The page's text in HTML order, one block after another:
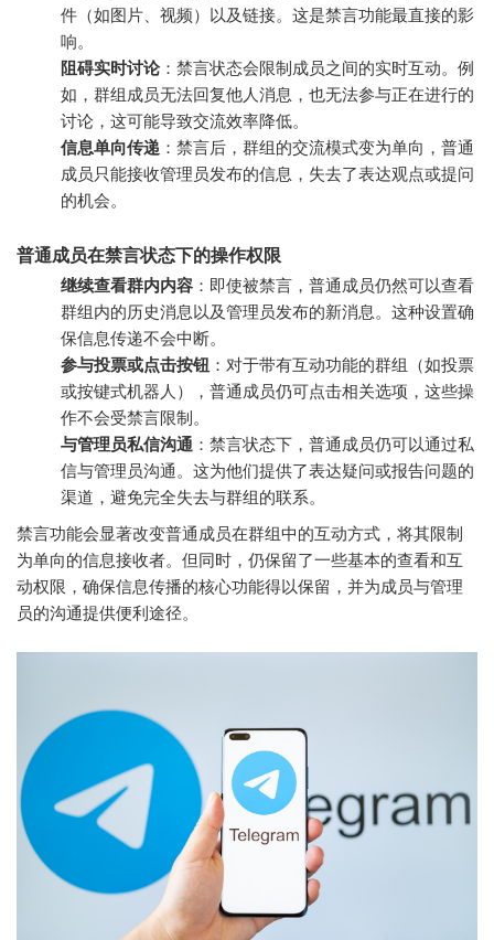
件（如图片、视频）以及链接。这是禁言功能最直接的影
响。
阻碍实时讨论：禁言状态会限制成员之间的实时互动。例
如，群组成员无法回复他人消息，也无法参与正在进行的
讨论，这可能导致交流效率降低。
信息单向传递 ：禁言后，群组的交流模式变为单向，普通
成员只能接收管理员发布的信息，失去了表达观点或提问
的机会。
普通成员在禁言状态下的操作权限
继续查看群内内容 ：即使被禁言，普通成员仍然可以查看
群组内的历史消息以及管理员发布的新消息。这种设置确
保信息传递不会中断。
参与投票或点击按钮 ：对于带有互动功能的群组（如投票
或按键式机器人），普通成员仍可点击相关选项，这些操
作不会受禁言限制。
与管理员私信沟通 ：禁言状态下，普通成员仍可以通过私
信与管理员沟通。这为他们提供了表达疑问或报告问题的
渠道，避免完全失去与群组的联系。
禁言功能会显著改变普通成员在群组中的互动方式，将其限制
为单向的信息接收者。但同时，仍保留了一些基本的查看和互
动权限，确保信息传播的核心功能得以保留，并为成员与管理
员的沟通提供便利途径。